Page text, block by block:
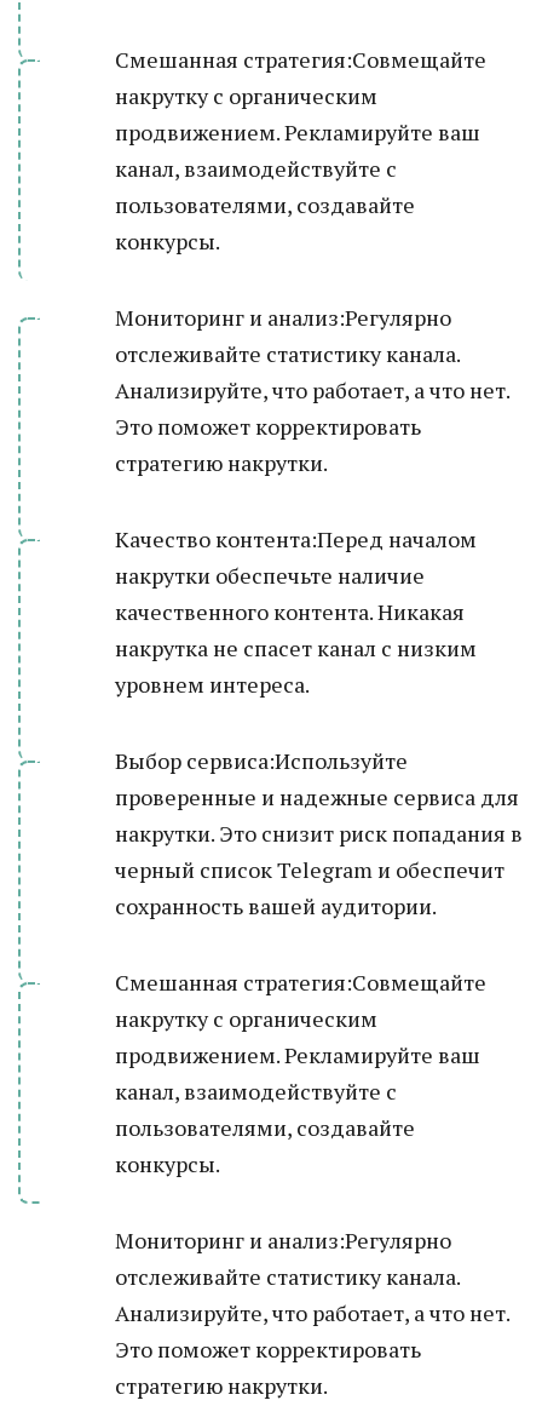
Смешанная стратегия:Совмещайте
накрутку с органическим
продвижением. Рекламируйте ваш
канал, взаимодействуйте с
пользователями, создавайте
конкурсы.
Мониторинг и анализ:Регулярно
отслеживайте статистику канала.
Анализируйте, что работает, а что нет.
Это поможет корректировать
стратегию накрутки.
Качество контента:Перед началом
накрутки обеспечьте наличие
качественного контента. Никакая
накрутка не спасет канал с низким
уровнем интереса.
Выбор сервиса:Используйте
проверенные и надежные сервиса для
накрутки. Это снизит риск попадания в
черный список Telegram и обеспечит
сохранность вашей аудитории.
Смешанная стратегия:Совмещайте
накрутку с органическим
продвижением. Рекламируйте ваш
канал, взаимодействуйте с
пользователями, создавайте
конкурсы.
Мониторинг и анализ:Регулярно
отслеживайте статистику канала.
Анализируйте, что работает, а что нет.
Это поможет корректировать
стратегию накрутки.